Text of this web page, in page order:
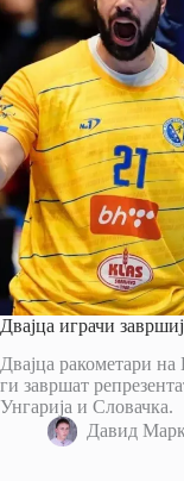
Двајца играчи
Двајца ракометари
ги завршат
Унгарија и Словачка.
Давид